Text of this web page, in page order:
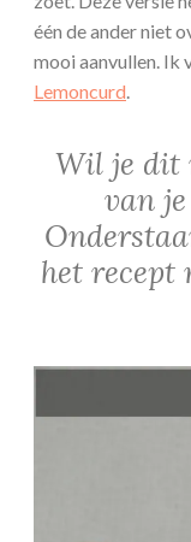
één de ander niet
mooi aanvullen. Ik
Lemoncurd.
Wil je dit
van
het recept